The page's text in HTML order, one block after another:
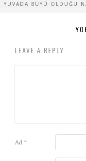
YUVADA BÜYÜ OLDUĞU
LEAVE A REPLY
Ad*